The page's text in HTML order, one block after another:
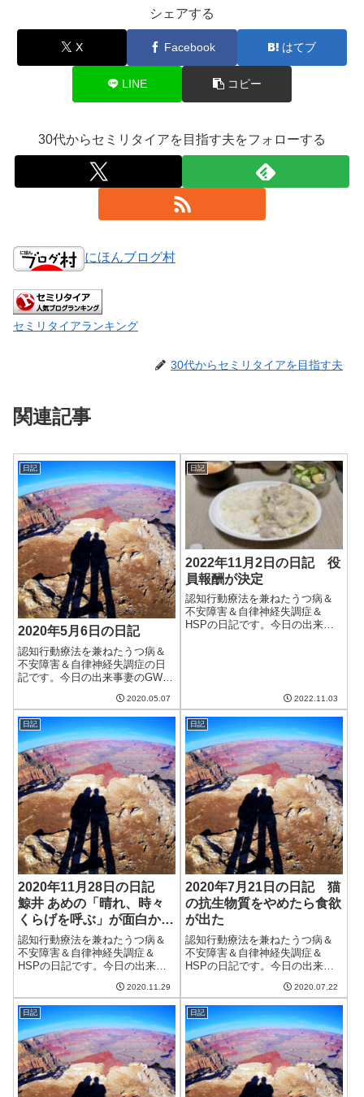
シェアする
X Facebook はてブ
LINE コピー
30代からセミリタイアを目指す夫をフォローする
にほんブログ村
セミリタイアランキング
30代からセミリタイアを目指す夫
関連記事
日記
2020年5月6日の日記
認知行動療法を兼ねたうつ病＆
不安障害＆自律神経失調症の日
記です。今日の出来事妻のGW最
す。私は休職中＆療養中という
こともあり、GWでもそうでなく
ても、Stay Homeでもそうでな
くても同じような過ごし方。非
常に...
2020.05.07
日記
2022年11月2日の日記 役
員報酬が決定
認知行動療法を兼ねたうつ病＆
不安障害＆自律神経失調症＆
HSPの日記です。今日の出来事
2022.11.03
日記
2020年11月28日の日記
鯨井 あめの「晴れ、時々
くらげを呼ぶ」が面白かっ
た
認知行動療法を兼ねたうつ病＆
不安障害＆自律神経失調症＆
HSPの日記です。今日の出来事
かいのだけど、気温は低く、北
風が冷たい。変に暖かい季節は
終わったようだ。できれば日差
しが暖かいのだけは残してほし
いなぁ。午前中は...
2020.11.29
日記
2020年7月21日の日記 猫
の抗生物質をやめたら食欲
が出た
認知行動療法を兼ねたうつ病＆
不安障害＆自律神経失調症＆
HSPの日記です。今日の出来事
からは雨が降ったり。室内の湿
度が80％を超えていて蒸し暑
い。湿度を下げる方法はクーラ
ーか除湿器くらいしかないが他
に何かいい手はな...
2020.07.22
日記 日記